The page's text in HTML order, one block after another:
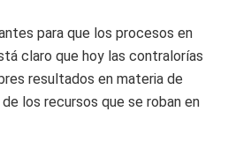
para que los procesos en
claro que hoy las contralorías
resultados en materia de
los recursos que se roban en